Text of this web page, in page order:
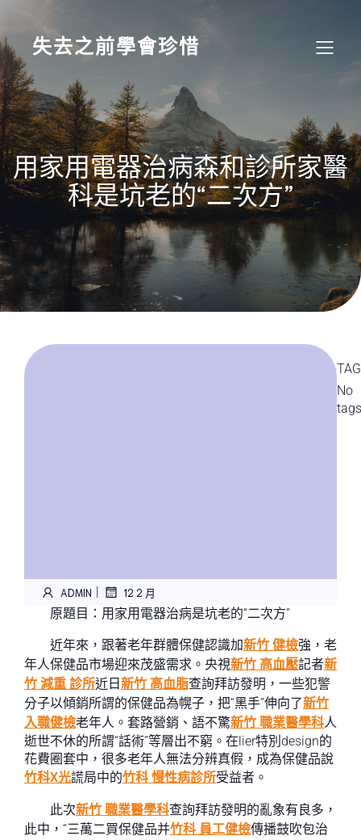
content
失去之前學會珍惜
用家用電器治病森和診所家醫
科是坑老的“二次方”
ADMIN | 12 2 月
原題目：用家用電器治病是坑老的“二次方”
近年來，跟著老年群體保健認識加新竹 健檢強，老
年人保健品市場迎來茂盛需求。央視新竹 高血壓記者新
竹 減重 診所近日 新竹 高血脂查詢拜訪發明，一些犯警
分子以傾銷所謂的保健品為幌子，把“黑手”伸向了新竹
入職健檢老年人。套路營銷、語不驚新竹 職業醫學科人
逝世不休的所謂“話術”等層出不窮。在lier特別design的
花費圈套中，很多老年人無法分辨真假，成為保健品說
竹科X光謊局中的竹科 慢性病診所受益者。
此次新竹 職業醫學科查詢拜訪發明的亂象有良多，
此中，“三萬二買保健品并竹科 員工健檢傳播鼓吹包治
No
tags